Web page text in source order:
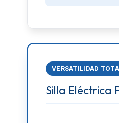
VERSATILIDAD
Silla Eléctrica